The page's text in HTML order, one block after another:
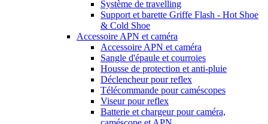
Système de travelling
Support et barette Griffe Flash - Hot Shoe
& Cold Shoe
Accessoire APN et caméra
Accessoire APN et caméra
Sangle d'épaule et courroies
Housse de protection et anti-pluie
Déclencheur pour reflex
Télécommande pour caméscopes
Viseur pour reflex
Batterie et chargeur pour caméra,